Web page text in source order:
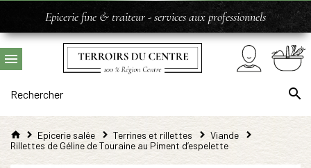
Epicerie fine & traiteur - services aux professionnels
Epicerie salée Terrines et rillettes
Viande
Rillettes de Géline de Touraine au Piment d’espelette